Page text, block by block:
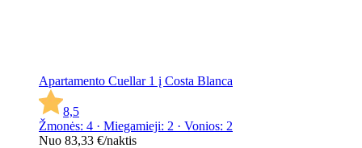
Apartamento Cuellar 1 į Costa Blanca
8,5
Žmonės: 4 · Miegamieji: 2 · Vonios: 2
Nuo 83,33 €/naktis